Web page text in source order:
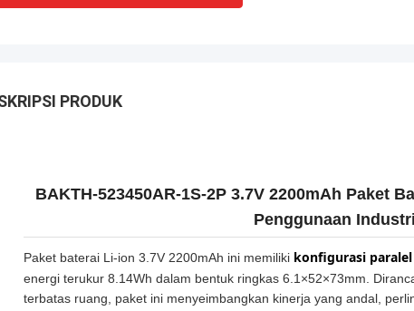
PRODUK
BAKTH-523450AR-1S-2P 3.7V 2200mAh Paket
Penggunaan
Paket baterai Li-ion 3.7V 2200mAh ini memiliki konfigurasi paralel
energi terukur 8.14Wh dalam bentuk ringkas 6.1×52×73mm.
terbatas ruang, paket ini menyeimbangkan kinerja yang andal,